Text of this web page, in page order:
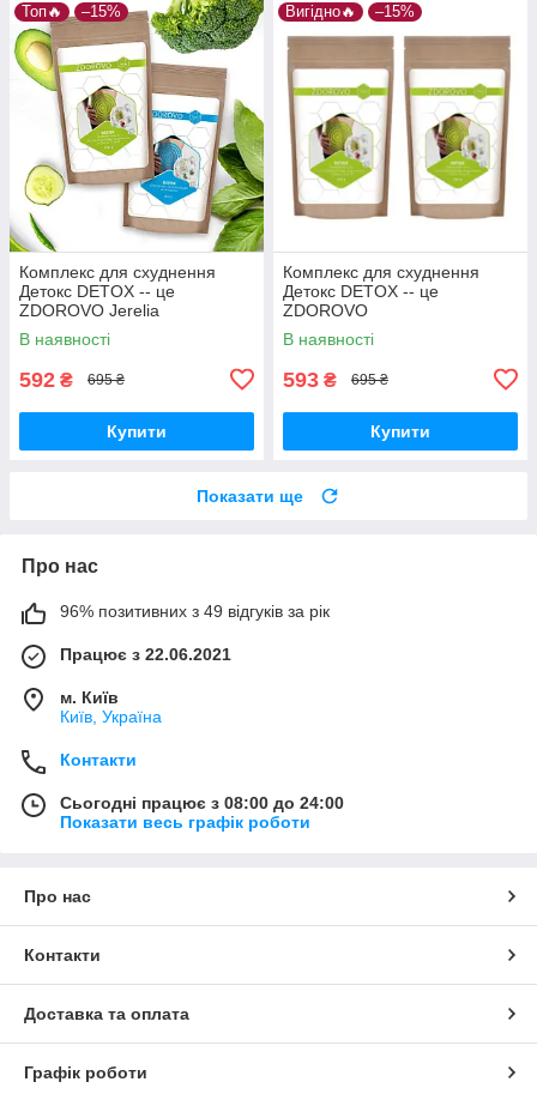
Топ🔥 –15%
Комплекс для схуднення
Детокс DETOX -- це
ZDOROVO Jerelia
В наявності
592 ₴ 695 ₴
Купити
Вигідно🔥 –15%
Комплекс для схуднення
Детокс DETOX -- це
ZDOROVO
В наявності
593 ₴ 695 ₴
Купити
Показати ще
Про нас
96% позитивних з 49 відгуків за рік
Працює з 22.06.2021
м. Київ
Київ, Україна
Контакти
Сьогодні працює з 08:00 до 24:00
Показати весь графік роботи
Про нас
Контакти
Доставка та оплата
Графік роботи